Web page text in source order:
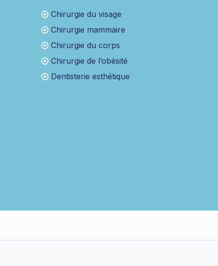
Chirurgie du visage
Chirurgie mammaire
Chirurgie du corps
Chirurgie de l’obésité
Dentisterie esthétique